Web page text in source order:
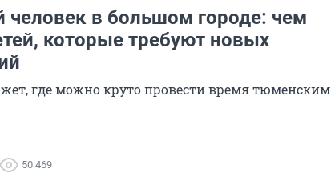
человек в большом городе: чем
которые требуют новых
где можно круто провести время тюменским
50 469